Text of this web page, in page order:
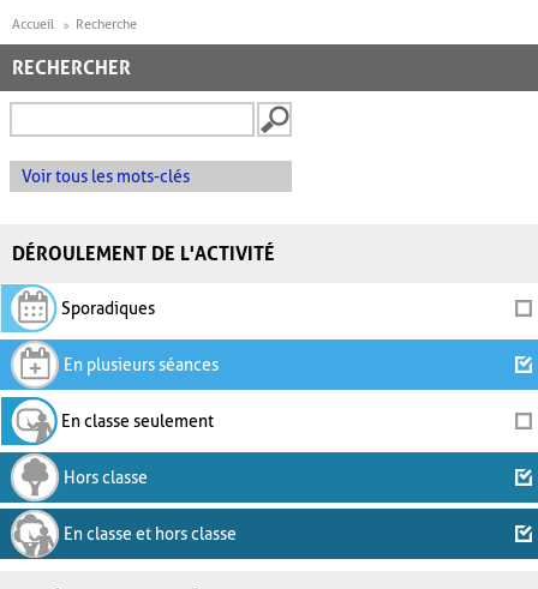
Accueil Recherche
RECHERCHER
Voir tous les mots-clés
DÉROULEMENT DE L'ACTIVITÉ
Sporadiques
En plusieurs séances
En classe seulement
Hors classe
En classe et hors classe